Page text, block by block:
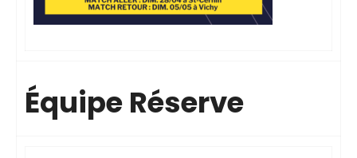
Équipe Réserve